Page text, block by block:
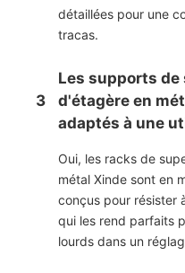
détaillées pour une
tracas.
3
Les supports
d'étagère en
adaptés à une
Oui, les racks de
métal Xinde sont en
conçus pour résister
qui les rend parfaits
lourds dans un